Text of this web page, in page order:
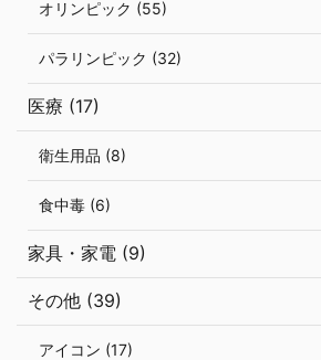
オリンピック (55)
パラリンピック (32)
医療 (17)
衛生用品 (8)
食中毒 (6)
家具・家電 (9)
その他 (39)
アイコン (17)